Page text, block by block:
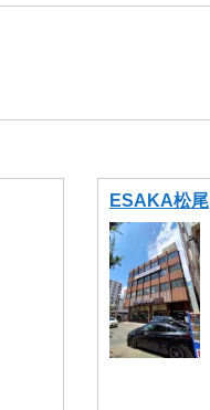
ESAKA松尾